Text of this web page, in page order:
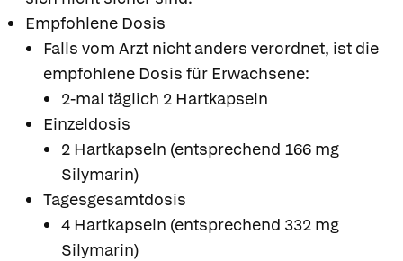
Empfohlene Dosis
Falls vom Arzt nicht anders verordnet, ist die
empfohlene Dosis für Erwachsene:
2-mal täglich 2 Hartkapseln
Einzeldosis
2 Hartkapseln (entsprechend 166 mg
Silymarin)
Tagesgesamtdosis
4 Hartkapseln (entsprechend 332 mg
Silymarin)